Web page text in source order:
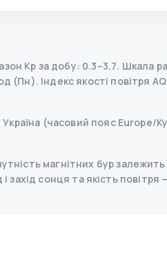
Kp за добу: 0.3–3.7. Шкала
(Пн). Індекс якості повітря
(часовий пояс Europe/
магнітних бур
захід сонця та якість повітря